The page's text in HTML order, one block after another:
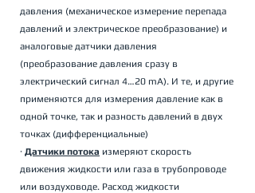
давления (механическое измерение перепада
давлений и электрическое преобразование) и
аналоговые датчики давления
(преобразование давления сразу в
электрический сигнал 4…20 mA). И те, и другие
применяются для измерения давление как в
одной точке, так и разность давлений в двух
точках (дифференциальные)
· Датчики потока измеряют скорость
движения жидкости или газа в трубопроводе
или воздуховоде. Расход жидкости